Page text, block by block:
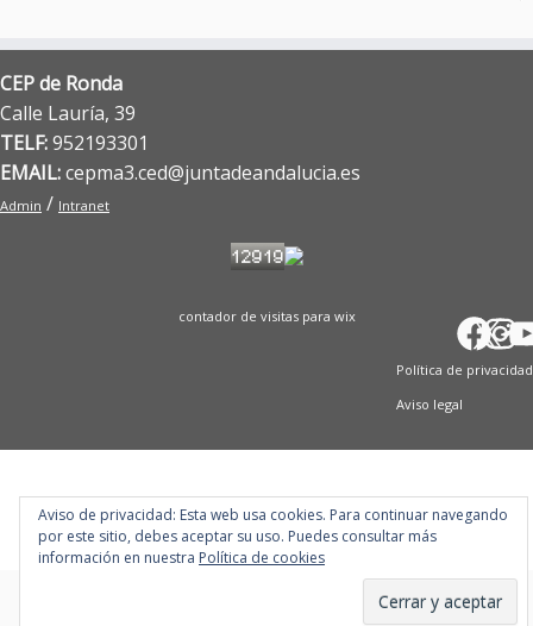
CEP de Ronda
Calle Lauría, 39
TELF:952193301
EMAIL:cepma3.ced@juntadeandalucia.es
Admin / Intranet
contador de visitas para wix
X
Política de privacidad
Aviso legal
·© 2026 Blog del CEP de Ronda·Funciona con
·
Diseñado con elTema Customizr·
Aviso de privacidad: Esta web usa cookies. Para continuar navegando
por este sitio, debes aceptar su uso. Puedes consultar más
información en nuestra Política de cookies